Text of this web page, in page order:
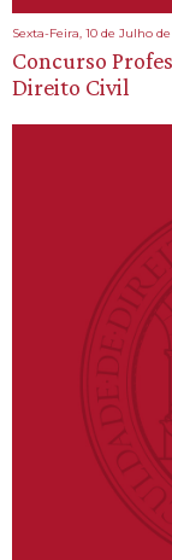
Sexta-Feira, 10 de Julho
Concurso
Direito Civil